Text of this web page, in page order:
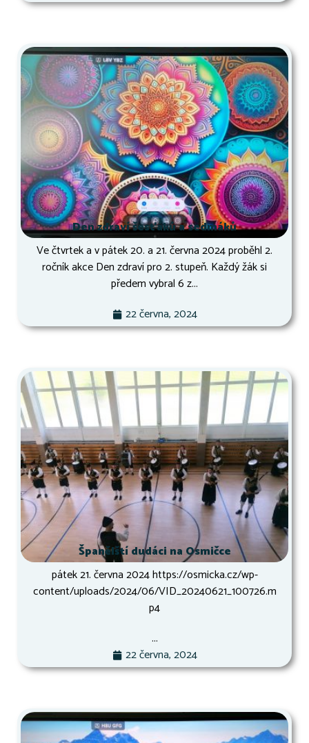
Den zdraví šesťáků a sedmáků
Ve čtvrtek a v pátek 20. a 21. června 2024 proběhl 2.
ročník akce Den zdraví pro 2. stupeň. Každý žák si
předem vybral 6 z...
22 června, 2024
Španělští dudáci na Osmičce
pátek 21. června 2024 https://osmicka.cz/wp-
content/uploads/2024/06/VID_20240621_100726.m
p4
...
22 června, 2024